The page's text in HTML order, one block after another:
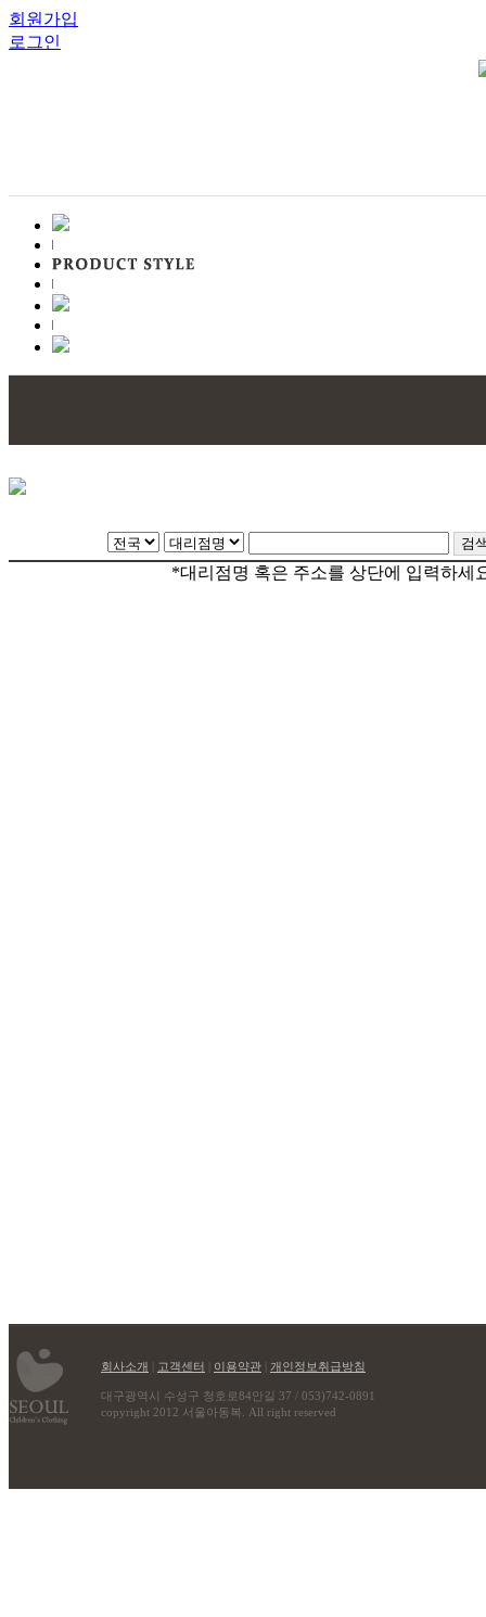
회원가입
로그인
*대리점명 혹은 주소를 상단에 입력하세
회사소개 고객센터 이용약관 개인정보취급방침
대구광역시 수성구 청호로84안길 37 / 053)742-0891
copyright 2012 서울아동복. All right reserved